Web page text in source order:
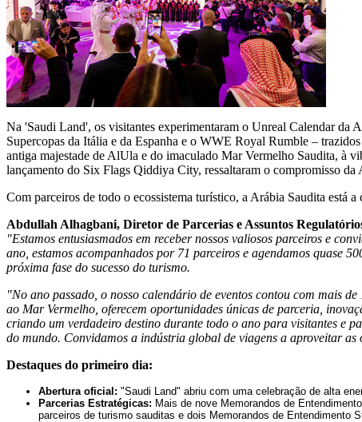
Na 'Saudi Land', os visitantes experimentaram o Unreal Calendar
Supercopas da Itália e da Espanha e o WWE Royal Rumble –
antiga majestade de AlUla e do imaculado Mar Vermelho Saudita, à
lançamento do Six Flags Qiddiya City, ressaltaram o compromisso
Com parceiros de todo o ecossistema turístico, a Arábia Saudita está
Abdullah Alhagbani, Diretor de Parcerias e Assuntos
"Estamos entusiasmados em receber nossos valiosos parceiros e
ano, estamos acompanhados por 71 parceiros e agendamos quase
próxima fase do sucesso do turismo.
"No ano passado, o nosso calendário de eventos contou com mais
ao Mar Vermelho, oferecem oportunidades únicas de parceria,
criando um verdadeiro destino durante todo o ano para visitantes e
do mundo. Convidamos a indústria global de viagens a aproveitar
Destaques do primeiro dia:
Abertura oficial: "Saudi Land" abriu com uma celebração de alta
Parcerias Estratégicas: Mais de nove Memorandos de
parceiros de turismo sauditas e dois Memorandos de Entendimento